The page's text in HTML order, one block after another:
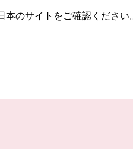
のサイトをご確認ください。